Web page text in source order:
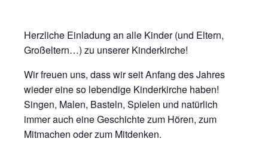
Herzliche Einladung an alle Kinder (und Eltern,
Großeltern…) zu unserer Kinderkirche!
Wir freuen uns, dass wir seit Anfang des Jahres
wieder eine so lebendige Kinderkirche haben!
Singen, Malen, Basteln, Spielen und natürlich
immer auch eine Geschichte zum Hören, zum
Mitmachen oder zum Mitdenken.